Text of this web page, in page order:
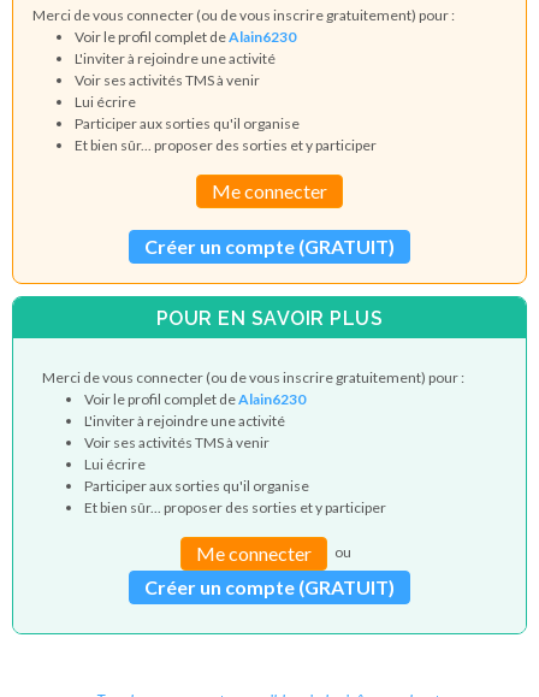
Merci de vous connecter (ou de vous inscrire gratuitement) pour :
Voir le profil complet deAlain6230
L'inviter à rejoindre une activité
Voir ses activités TMS à venir
Lui écrire
Participer aux sorties qu'il organise
Et bien sûr... proposer des sorties et y participer
Me connecter
Créer un compte (GRATUIT)
POUR EN SAVOIR PLUS
Merci de vous connecter (ou de vous inscrire gratuitement) pour :
Voir le profil complet deAlain6230
L'inviter à rejoindre une activité
Voir ses activités TMS à venir
Lui écrire
Participer aux sorties qu'il organise
Et bien sûr... proposer des sorties et y participer
Me connecter ou
Créer un compte (GRATUIT)